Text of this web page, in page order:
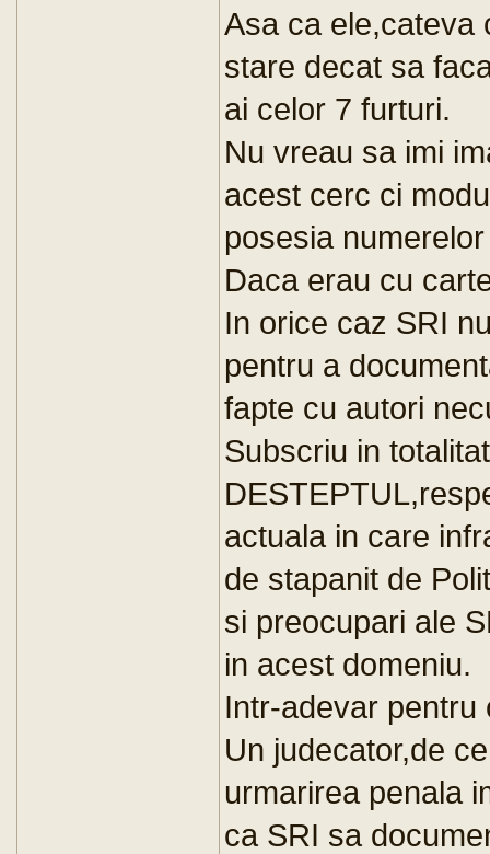
Asa ca ele,cateva
stare decat sa
ai celor 7 furturi.
Nu vreau sa imi
acest cerc ci
posesia
Daca erau cu
In orice caz SRI
pentru a
fapte cu autori
Subscriu in
actuala in care
de stapanit de
si preocupari ale
in acest domeniu.
Intr-adevar pentru
Un judecator,de
urmarirea penala
ca SRI sa